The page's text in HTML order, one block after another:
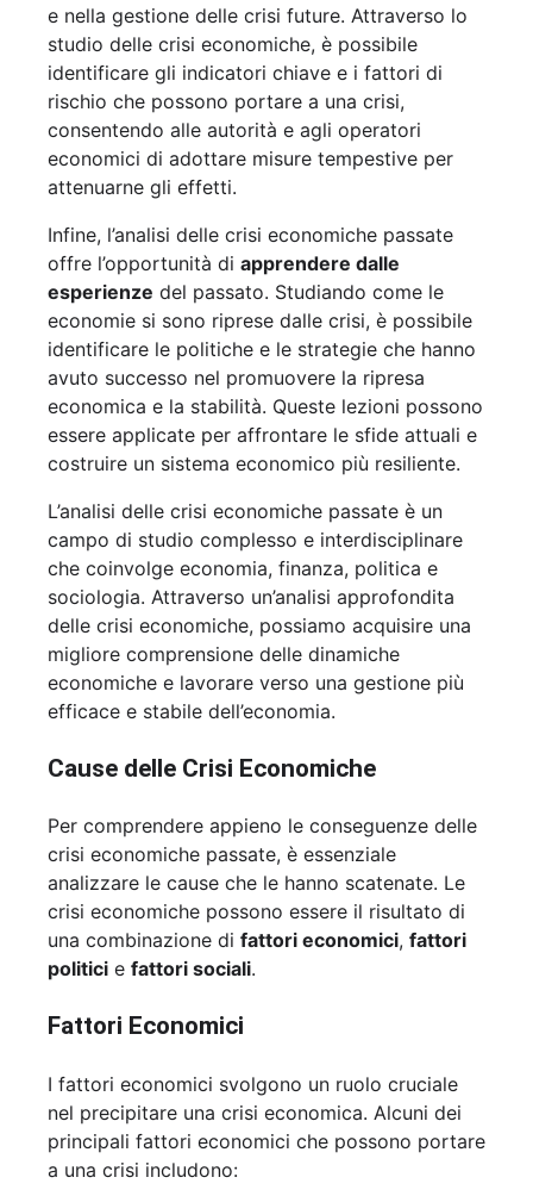
e nella gestione delle crisi future. Attraverso lo
studio delle crisi economiche, è possibile
identificare gli indicatori chiave e i fattori di
rischio che possono portare a una crisi,
consentendo alle autorità e agli operatori
economici di adottare misure tempestive per
attenuarne gli effetti.
Infine, l’analisi delle crisi economiche passate
offre l’opportunità di apprendere dalle
esperienze del passato. Studiando come le
economie si sono riprese dalle crisi, è possibile
identificare le politiche e le strategie che hanno
avuto successo nel promuovere la ripresa
economica e la stabilità. Queste lezioni possono
essere applicate per affrontare le sfide attuali e
costruire un sistema economico più resiliente.
L’analisi delle crisi economiche passate è un
campo di studio complesso e interdisciplinare
che coinvolge economia, finanza, politica e
sociologia. Attraverso un’analisi approfondita
delle crisi economiche, possiamo acquisire una
migliore comprensione delle dinamiche
economiche e lavorare verso una gestione più
efficace e stabile dell’economia.
Cause delle Crisi Economiche
Per comprendere appieno le conseguenze delle
crisi economiche passate, è essenziale
analizzare le cause che le hanno scatenate. Le
crisi economiche possono essere il risultato di
una combinazione di fattori economici, fattori
politici e fattori sociali.
Fattori Economici
I fattori economici svolgono un ruolo cruciale
nel precipitare una crisi economica. Alcuni dei
principali fattori economici che possono portare
a una crisi includono: